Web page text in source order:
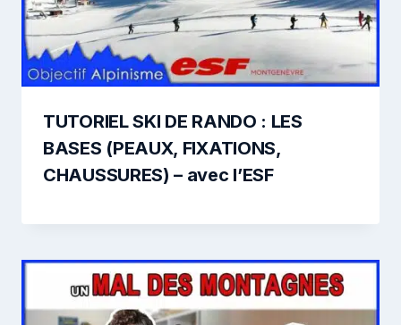
TUTORIEL SKI DE RANDO : LES
BASES (PEAUX, FIXATIONS,
CHAUSSURES) – avec l’ESF